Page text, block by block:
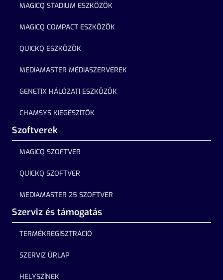
MAGICQ STADIUM ESZKÖZÖK
MAGICQ COMPACT ESZKÖZÖK
QUICKQ ESZKÖZÖK
MEDIAMASTER MÉDIASZERVEREK
GENETIX HÁLÓZATI ESZKÖZÖK
CHAMSYS KIEGÉSZÍTŐK
Szoftverek
MAGICQ SZOFTVER
QUICKQ SZOFTVER
MEDIAMASTER 25 SZOFTVER
Szerviz és támogatás
TERMÉKREGISZTRÁCIÓ
SZERVIZ ŰRLAP
HELYSZÍNEK